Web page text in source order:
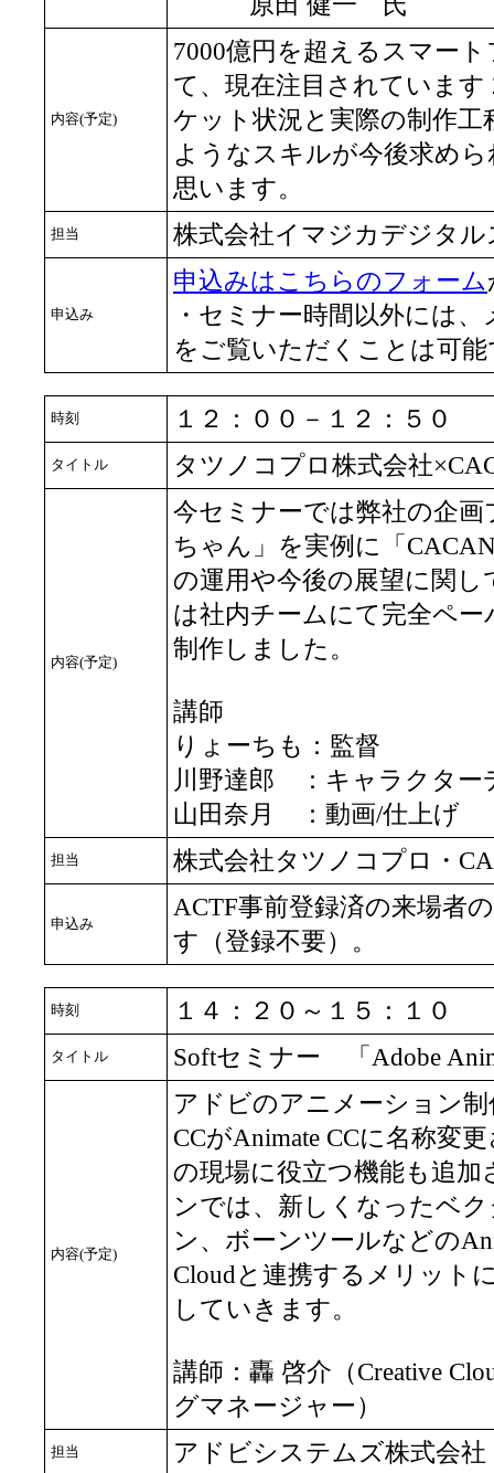
内容(予定)
7000億円を超えるスマー
て、現在注目されていま
ケット状況と実際の制作
ようなスキルが今後求め
思います。
担当 株式会社イマジカデジタル
申込み
申込みはこちらのフォーム
・セミナー時間以外には
をご覧いただくことは可能
時刻 １２：００－１２：５０
タイトル タツノコプロ株式会社
内容(予定)
今セミナーでは弊社の企
ちゃん」を実例に「
の運用や今後の展望に関
は社内チームにて完全ペ
制作しました。
講師
りょーちも：監督
川野達郎 ：キャラクター
山田奈月 ：動画/仕上げ
担当 株式会社タツノコプロ・
申込み
ACTF事前登録済の来場者
す（登録不要）。
時刻 １４：２０～１５：１０
タイトル Softセミナー 「Adobe
内容(予定)
アドビのアニメーション制
CCがAnimate CCに名称変
の現場に役立つ機能も追
ンでは、新しくなったベ
ン、ボーンツールなどの
Cloudと連携するメリット
していきます。
講師：轟 啓介（Creative
グマネージャー）
担当 アドビシステムズ株式会社